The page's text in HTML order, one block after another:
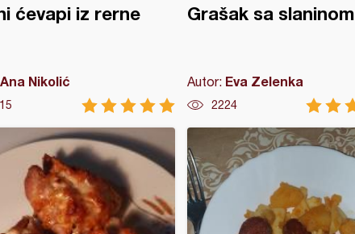
ćevapi iz rerne
Ana Nikolić
Grašak sa slaninom
Autor: Eva Zelenka
2224